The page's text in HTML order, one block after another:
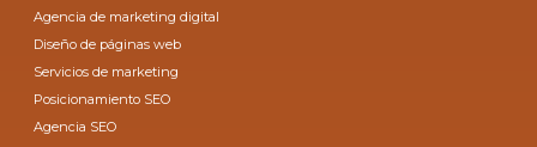
Agencia de marketing digital
Diseño de páginas web
Servicios de marketing
Posicionamiento SEO
Agencia SEO